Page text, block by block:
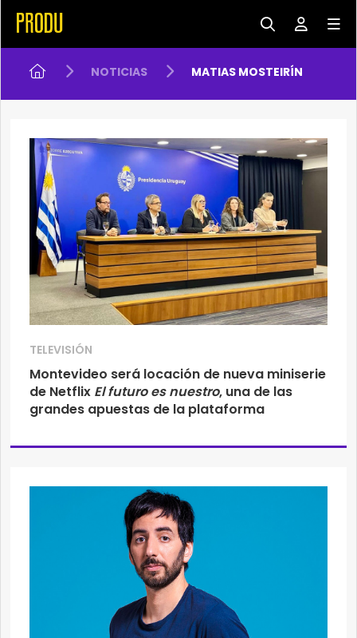
NOTICIAS MATIAS MOSTEIRÍN
TELEVISIÓN
Montevideo será locación de nueva miniserie
de Netflix El futuro es nuestro, una de las
grandes apuestas de la plataforma